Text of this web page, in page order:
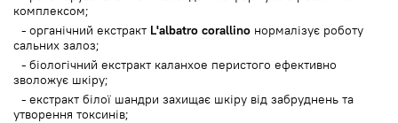
Alcohol, Furcellaria Lumbricalis Extract, Sodium Benzoate,
Arbutus Unedo Fruit Extract, Potassium Sorbate, Tocopherol,
Lapsana Communis Flower/Leaf/Stem Extract, Maris Sal/Sea
Salt/Sel Marin
комплексом;
органічний екстракт L'albatro corallinoнормалізує роботу
сальних залоз;
біологічний екстракт каланхое перистого ефективно
зволожує шкіру;
екстракт білої шандри захищає шкіру від забруднень та
утворення токсинів;